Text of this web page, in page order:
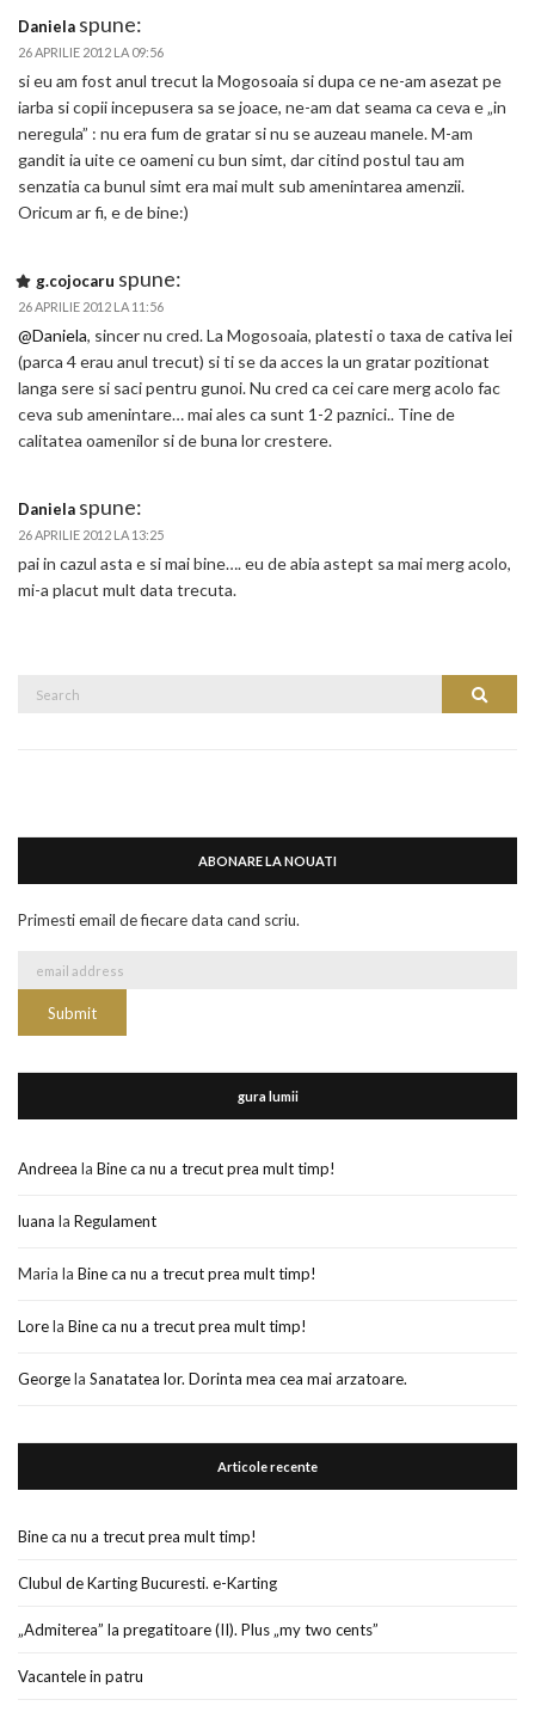
Daniela spune:
26 APRILIE 2012 LA 09:56
si eu am fost anul trecut la Mogosoaia si dupa ce ne-am asezat pe
iarba si copii incepusera sa se joace, ne-am dat seama ca ceva e „in
neregula” : nu era fum de gratar si nu se auzeau manele. M-am
gandit ia uite ce oameni cu bun simt, dar citind postul tau am
senzatia ca bunul simt era mai mult sub amenintarea amenzii.
Oricum ar fi, e de bine:)
g.cojocaru spune:
26 APRILIE 2012 LA 11:56
@Daniela, sincer nu cred. La Mogosoaia, platesti o taxa de cativa lei
(parca 4 erau anul trecut) si ti se da acces la un gratar pozitionat
langa sere si saci pentru gunoi. Nu cred ca cei care merg acolo fac
ceva sub amenintare… mai ales ca sunt 1-2 paznici.. Tine de
calitatea oamenilor si de buna lor crestere.
Daniela spune:
26 APRILIE 2012 LA 13:25
pai in cazul asta e si mai bine…. eu de abia astept sa mai merg acolo,
mi-a placut mult data trecuta.
Search
ABONARE LA NOUATI
Primesti email de fiecare data cand scriu.
gura lumii
Andreea la Bine ca nu a trecut prea mult timp!
luana la Regulament
Maria la Bine ca nu a trecut prea mult timp!
Lorela Bine ca nu a trecut prea mult timp!
Georgela Sanatatea lor. Dorinta mea cea mai arzatoare.
Articole recente
Bine ca nu a trecut prea mult timp!
Clubul de Karting Bucuresti. e-Karting
„Admiterea” la pregatitoare (II). Plus „my two cents”
Vacantele in patru